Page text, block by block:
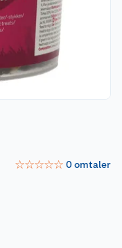
☆☆☆☆☆ 0omtaler